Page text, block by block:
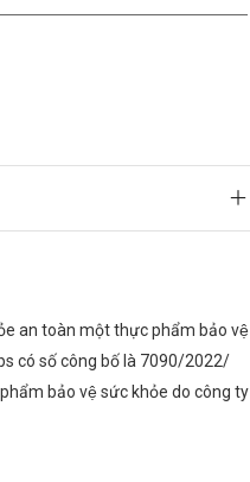
an toàn một thực phẩm bảo vệ
có số công bố là 7090/2022/
bảo vệ sức khỏe do công ty